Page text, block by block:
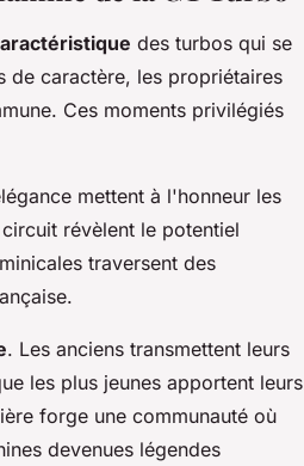
des turbos qui se
de caractère, les propriétaires
Ces moments privilégiés
mettent à l'honneur les
révèlent le potentiel
traversent des
. Les anciens transmettent leurs
les plus jeunes apportent leurs
forge une communauté où
devenues légendes